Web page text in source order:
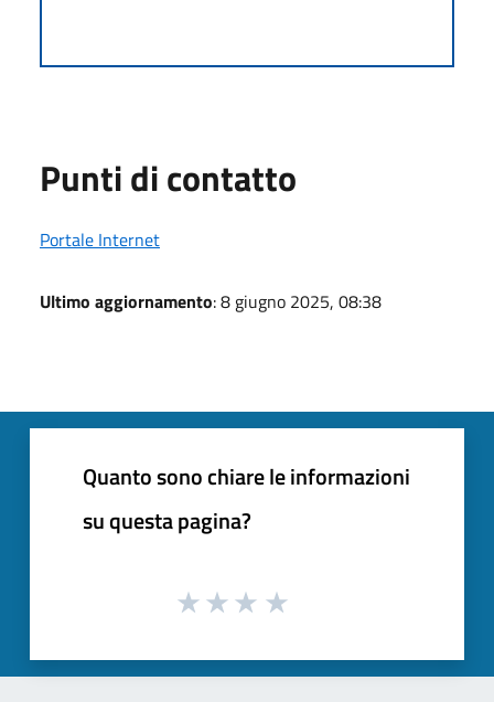
Punti di contatto
Portale Internet
Ultimo aggiornamento: 8 giugno 2025, 08:38
Quanto sono chiare le informazioni
su questa pagina?